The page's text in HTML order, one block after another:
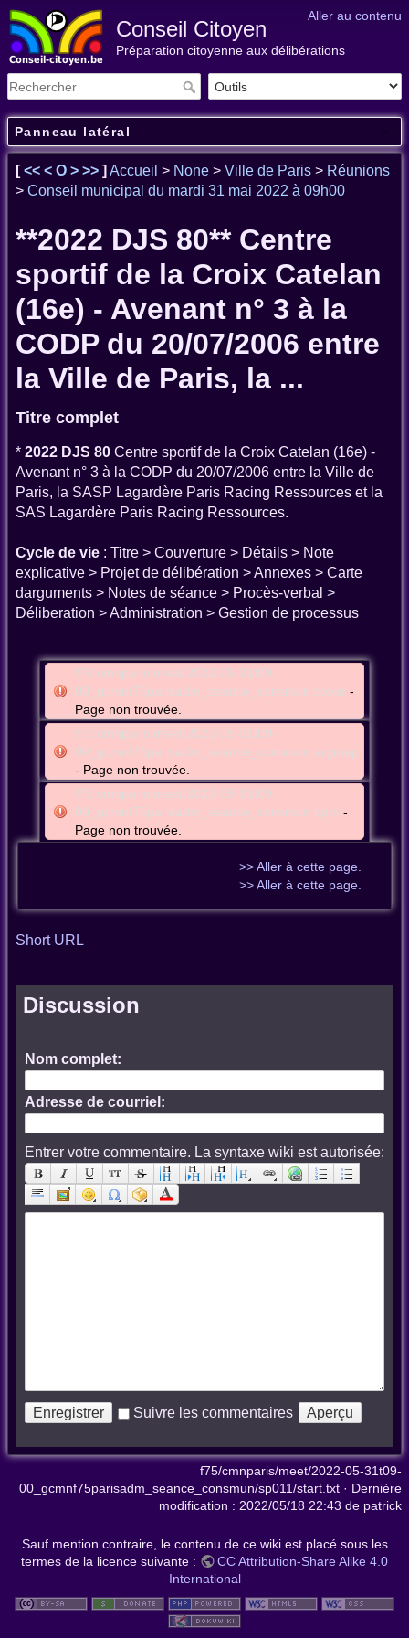
Aller au contenu
Conseil Citoyen
Préparation citoyenne aux délibérations
Panneau latéral
[<< < O > >> ] Accueil > None > Ville de Paris > Réunions
> Conseil municipal du mardi 31 mai 2022 à 09h00
**2022 DJS 80** Centre
sportif de la Croix Catelan
(16e) - Avenant n° 3 à la
CODP du 20/07/2006 entre
la Ville de Paris, la ...
Titre complet
* 2022 DJS 80 Centre sportif de la Croix Catelan (16e) -
Avenant n° 3 à la CODP du 20/07/2006 entre la Ville de
Paris, la SASP Lagardère Paris Racing Ressources et la
SAS Lagardère Paris Racing Ressources.
Cycle de vie : Titre > Couverture > Détails > Note
explicative > Projet de délibération > Annexes > Carte
darguments > Notes de séance > Procès-verbal >
Déliberation > Administration > Gestion de processus
f75:cmnparis:meet:2022-05-31t09-
00_gcmnf75parisadm_seance_consmun:cover -
Page non trouvée.
f75:cmnparis:meet:2022-05-31t09-
00_gcmnf75parisadm_seance_consmun:argmap
- Page non trouvée.
f75:cmnparis:meet:2022-05-31t09-
00_gcmnf75parisadm_seance_consmun:bpm -
Page non trouvée.
>> Aller à cette page.
>> Aller à cette page.
Short URL
Discussion
Nom complet:
Adresse de courriel:
Entrer votre commentaire. La syntaxe wiki est autorisée:
Suivre les commentaires
f75/cmnparis/meet/2022-05-31t09-
00_gcmnf75parisadm_seance_consmun/sp011/start.txt · Dernière
modification : 2022/05/18 22:43 de patrick
Sauf mention contraire, le contenu de ce wiki est placé sous les
termes de la licence suivante :
CC Attribution-Share Alike 4.0
International